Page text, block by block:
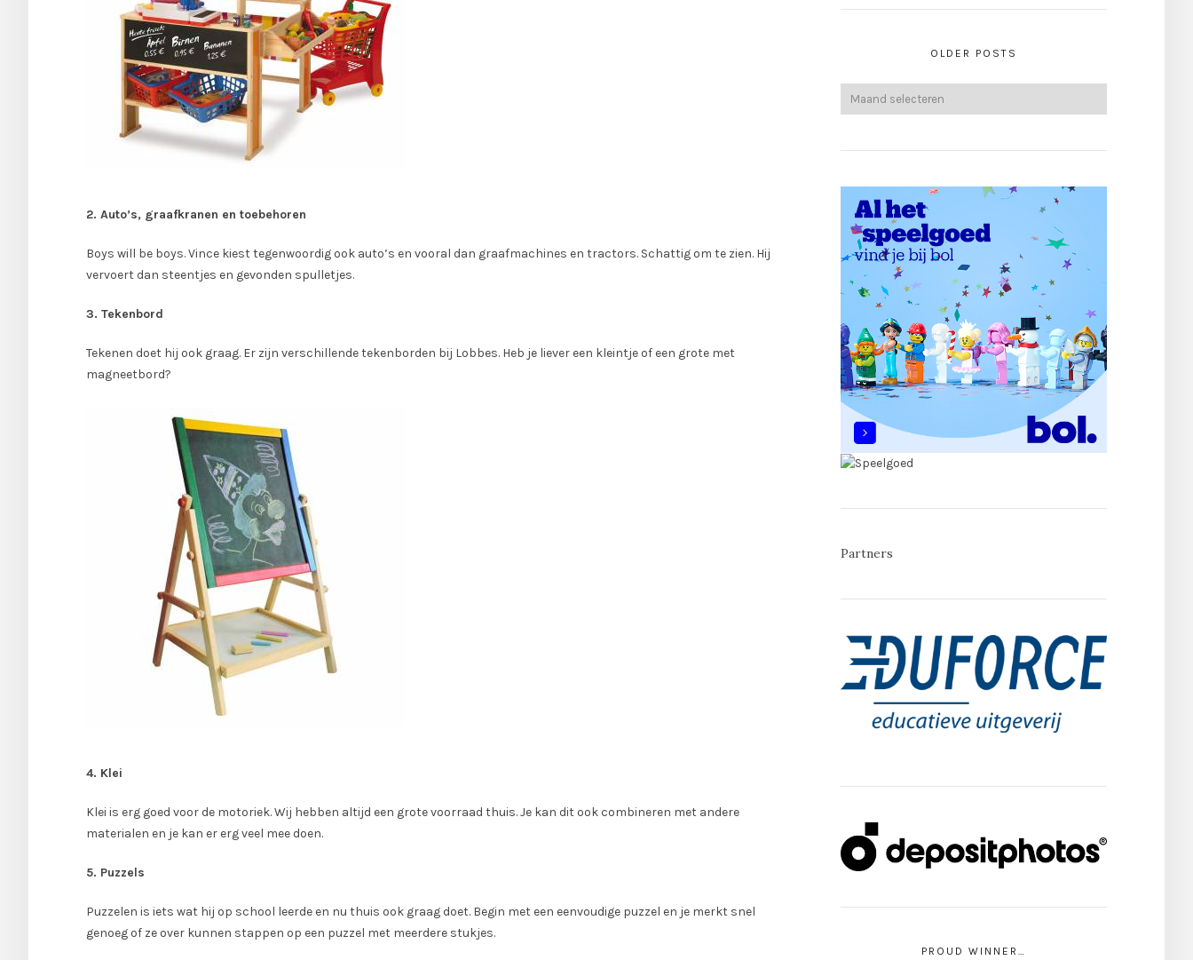
2. Auto’s, graafkranen en toebehoren
Boys will be boys. Vince kiest tegenwoordig ook auto’s en vooral dan graafmachines en tractors. Schattig om te zien. Hij
vervoert dan steentjes en gevonden spulletjes.
3. Tekenbord
Tekenen doet hij ook graag. Er zijn verschillende tekenborden bij Lobbes. Heb je liever een kleintje of een grote met
magneetbord?
4. Klei
Klei is erg goed voor de motoriek. Wij hebben altijd een grote voorraad thuis. Je kan dit ook combineren met andere
materialen en je kan er erg veel mee doen.
5. Puzzels
Puzzelen is iets wat hij op school leerde en nu thuis ook graag doet. Begin met een eenvoudige puzzel en je merkt snel
genoeg of ze over kunnen stappen op een puzzel met meerdere stukjes.
OLDER POSTS
Partners
PROUD WINNER…